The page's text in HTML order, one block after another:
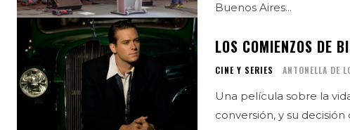
Buenos Aires...
LOS COMIENZOS DE
CINE Y SERIES ANTONELLA DE
Una película sobre la
conversión, y su